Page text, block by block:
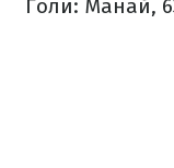
Голи: Манай,